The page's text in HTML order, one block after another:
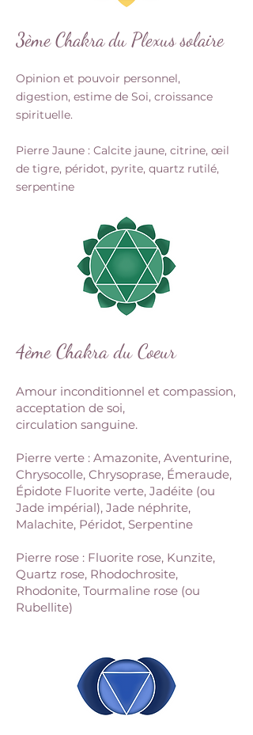
3ème Chakra du Plexus solaire
Opinion et pouvoir personnel,
digestion, estime de Soi, croissance
spirituelle.
Pierre Jaune : Calcite jaune, citrine, œil
de tigre, péridot, pyrite, quartz rutilé,
serpentine
4ème Chakra du Coeur
Amour inconditionnel et compassion,
acceptation de soi,
circulation sanguine.
Pierre verte : Amazonite, Aventurine,
Chrysocolle, Chrysoprase, Émeraude,
Épidote Fluorite verte, Jadéite (ou
Jade impérial), Jade néphrite,
Malachite, Péridot, Serpentine
Pierre rose : Fluorite rose, Kunzite,
Quartz rose, Rhodochrosite,
Rhodonite, Tourmaline rose (ou
Rubellite)